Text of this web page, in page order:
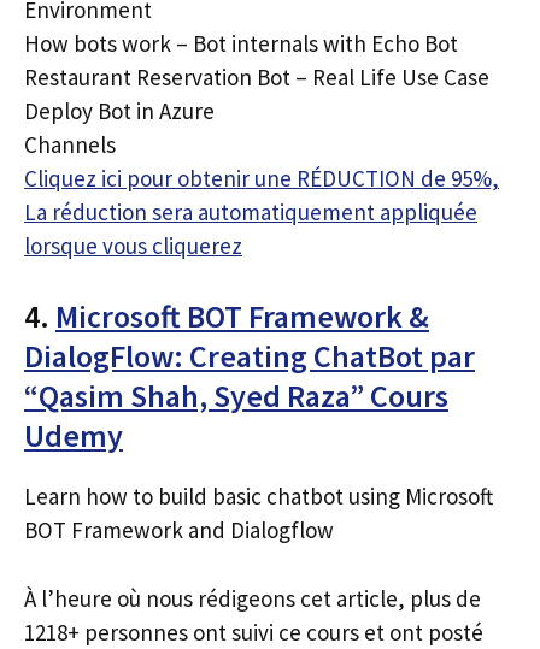
Environment
How bots work – Bot internals with Echo Bot
Restaurant Reservation Bot – Real Life Use Case
Deploy Bot in Azure
Channels
Cliquez ici pour obtenir une RÉDUCTION de 95%,
La réduction sera automatiquement appliquée
lorsque vous cliquerez
4. Microsoft BOT Framework &
DialogFlow: Creating ChatBot par
“Qasim Shah, Syed Raza” Cours
Udemy
Learn how to build basic chatbot using Microsoft
BOT Framework and Dialogflow
À l’heure où nous rédigeons cet article, plus de
1218+ personnes ont suivi ce cours et ont posté